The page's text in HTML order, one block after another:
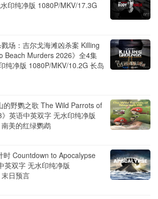
印纯净版 1080P/MKV/17.3G
场：吉尔戈海滩凶杀案 Killing
Beach Murders 2026》全4集
纯净版 1080P/MKV/10.2G 长岛
的野鹦之歌 The Wild Parrots of
英语中英双字 无水印纯净版
美的红绿鹦鹉
时 Countdown to Apocalypse
英双字 无水印纯净版
日预言